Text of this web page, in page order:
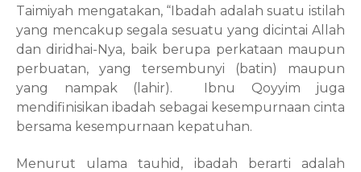
Taimiyah mengatakan, “Ibadah adalah suatu istilah
yang mencakup segala sesuatu yang dicintai Allah
dan diridhai-Nya, baik berupa perkataan maupun
perbuatan, yang tersembunyi (batin) maupun
yang nampak (lahir).
Ibnu Qoyyim juga
mendifinisikan ibadah sebagai kesempurnaan cinta
bersama kesempurnaan kepatuhan.
Menurut ulama tauhid, ibadah berarti adalah